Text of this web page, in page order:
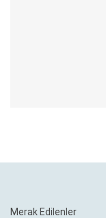
Merak Edilenler